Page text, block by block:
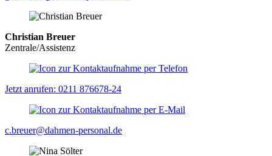
Christian Breuer
Zentrale/Assistenz
Jetzt anrufen: 0211 876678-24
c.breuer@dahmen-personal.de